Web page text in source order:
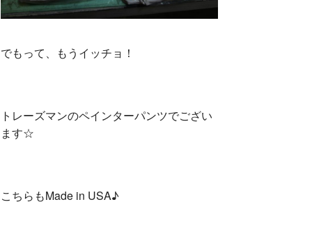
でもって、もうイッチョ！
トレーズマンのペインターパンツでござい
ます☆
こちらもMade in USA♪